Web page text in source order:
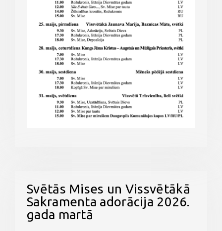
Svētās Mises un Vissvētākā
Sakramenta adorācija 2026.
gada martā